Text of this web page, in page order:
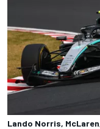
Lando Norris,